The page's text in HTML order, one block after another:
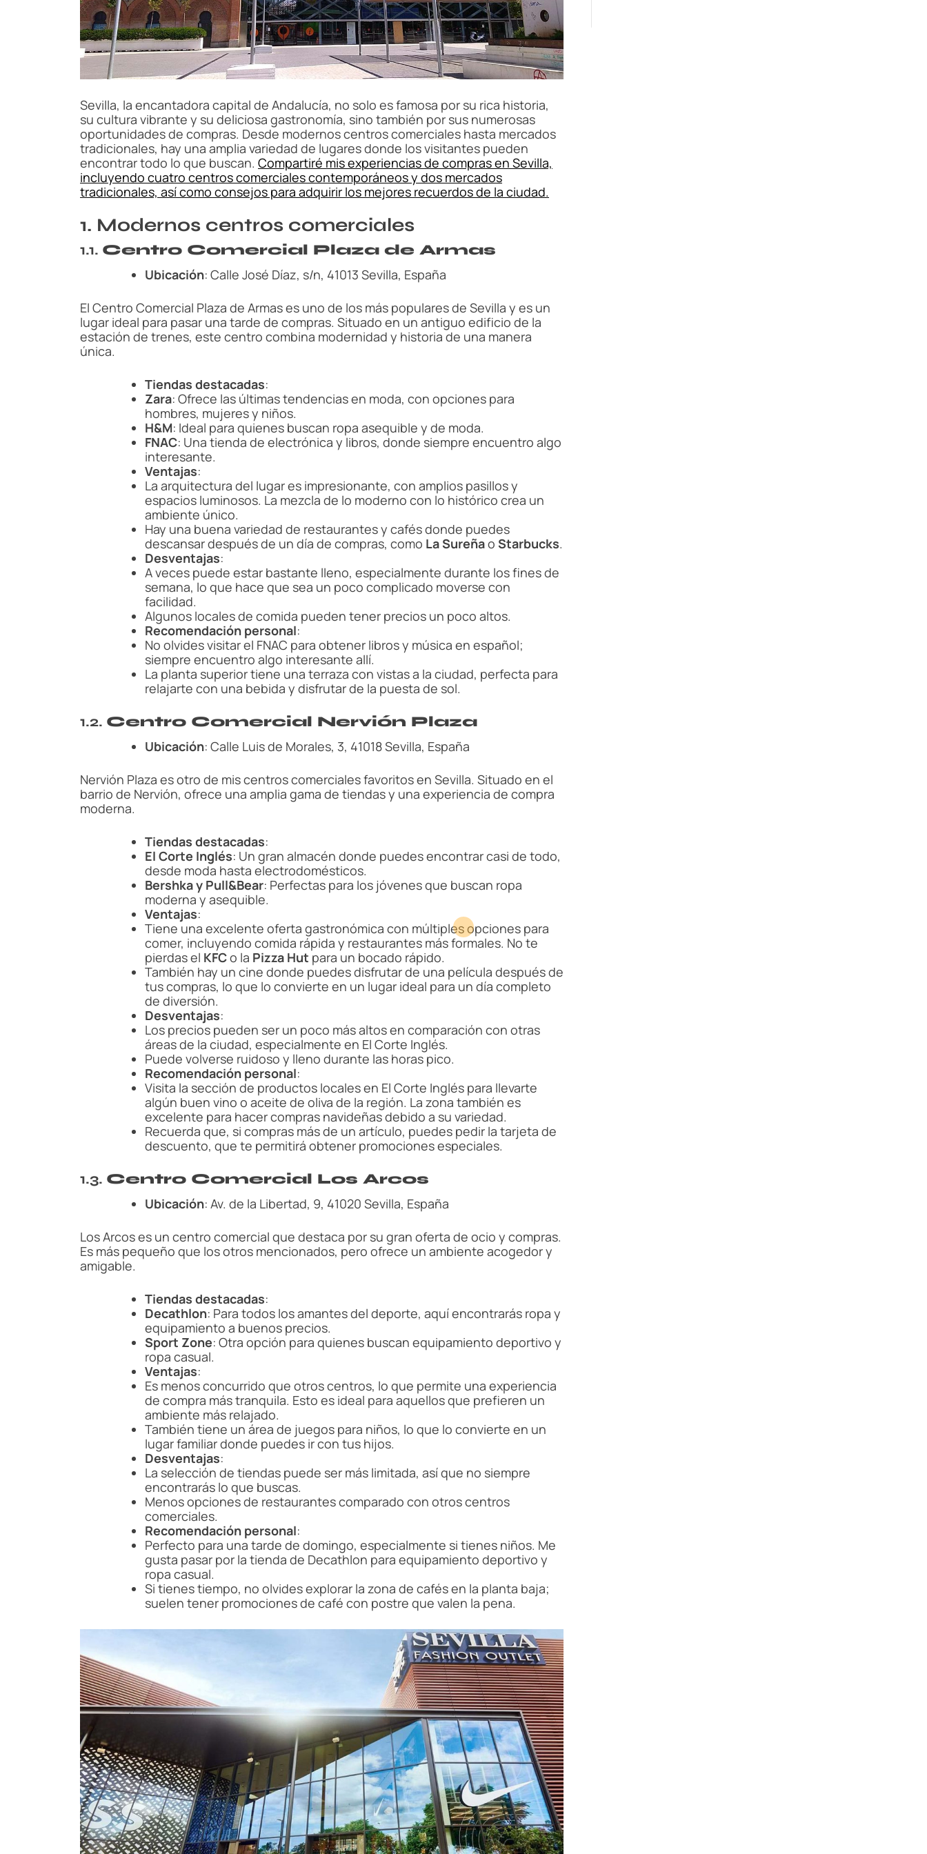
Sevilla, la encantadora capital de Andalucía, no solo es famosa por su rica historia,
su cultura vibrante y su deliciosa gastronomía, sino también por sus numerosas
oportunidades de compras. Desde modernos centros comerciales hasta mercados
tradicionales, hay una amplia variedad de lugares donde los visitantes pueden
encontrar todo lo que buscan. Compartiré mis experiencias de compras en Sevilla,
incluyendo cuatro centros comerciales contemporáneos y dos mercados
tradicionales, así como consejos para adquirir los mejores recuerdos de la ciudad.
1. Modernos centros comerciales
1.1. Centro Comercial Plaza de Armas
Ubicación: Calle José Díaz, s/n, 41013 Sevilla, España
El Centro Comercial Plaza de Armas es uno de los más populares de Sevilla y es un
lugar ideal para pasar una tarde de compras. Situado en un antiguo edificio de la
estación de trenes, este centro combina modernidad y historia de una manera
única.
Tiendas destacadas:
Zara: Ofrece las últimas tendencias en moda, con opciones para
hombres, mujeres y niños.
H&M: Ideal para quienes buscan ropa asequible y de moda.
FNAC: Una tienda de electrónica y libros, donde siempre encuentro algo
interesante.
Ventajas:
La arquitectura del lugar es impresionante, con amplios pasillos y
espacios luminosos. La mezcla de lo moderno con lo histórico crea un
ambiente único.
Hay una buena variedad de restaurantes y cafés donde puedes
descansar después de un día de compras, como La Sureñao Starbucks.
Desventajas:
A veces puede estar bastante lleno, especialmente durante los fines de
semana, lo que hace que sea un poco complicado moverse con
facilidad.
Algunos locales de comida pueden tener precios un poco altos.
Recomendación personal:
No olvides visitar el FNAC para obtener libros y música en español;
siempre encuentro algo interesante allí.
La planta superior tiene una terraza con vistas a la ciudad, perfecta para
relajarte con una bebida y disfrutar de la puesta de sol.
1.2. Centro Comercial Nervión Plaza
Ubicación: Calle Luis de Morales, 3, 41018 Sevilla, España
Nervión Plaza es otro de mis centros comerciales favoritos en Sevilla. Situado en el
barrio de Nervión, ofrece una amplia gama de tiendas y una experiencia de compra
moderna.
Tiendas destacadas:
El Corte Inglés: Un gran almacén donde puedes encontrar casi de todo,
desde moda hasta electrodomésticos.
Bershka y Pull&Bear: Perfectas para los jóvenes que buscan ropa
moderna y asequible.
Ventajas:
Tiene una excelente oferta gastronómica con múltiples opciones para
comer, incluyendo comida rápida y restaurantes más formales. No te
pierdas el KFCo la Pizza Hut para un bocado rápido.
También hay un cine donde puedes disfrutar de una película después de
tus compras, lo que lo convierte en un lugar ideal para un día completo
de diversión.
Desventajas:
Los precios pueden ser un poco más altos en comparación con otras
áreas de la ciudad, especialmente en El Corte Inglés.
Puede volverse ruidoso y lleno durante las horas pico.
Recomendación personal:
Visita la sección de productos locales en El Corte Inglés para llevarte
algún buen vino o aceite de oliva de la región. La zona también es
excelente para hacer compras navideñas debido a su variedad.
Recuerda que, si compras más de un artículo, puedes pedir la tarjeta de
descuento, que te permitirá obtener promociones especiales.
1.3. Centro Comercial Los Arcos
Ubicación: Av. de la Libertad, 9, 41020 Sevilla, España
Los Arcos es un centro comercial que destaca por su gran oferta de ocio y compras.
Es más pequeño que los otros mencionados, pero ofrece un ambiente acogedor y
amigable.
Tiendas destacadas:
Decathlon: Para todos los amantes del deporte, aquí encontrarás ropa y
equipamiento a buenos precios.
Sport Zone: Otra opción para quienes buscan equipamiento deportivo y
ropa casual.
Ventajas:
Es menos concurrido que otros centros, lo que permite una experiencia
de compra más tranquila. Esto es ideal para aquellos que prefieren un
ambiente más relajado.
También tiene un área de juegos para niños, lo que lo convierte en un
lugar familiar donde puedes ir con tus hijos.
Desventajas:
La selección de tiendas puede ser más limitada, así que no siempre
encontrarás lo que buscas.
Menos opciones de restaurantes comparado con otros centros
comerciales.
Recomendación personal:
Perfecto para una tarde de domingo, especialmente si tienes niños. Me
gusta pasar por la tienda de Decathlon para equipamiento deportivo y
ropa casual.
Si tienes tiempo, no olvides explorar la zona de cafés en la planta baja;
suelen tener promociones de café con postre que valen la pena.